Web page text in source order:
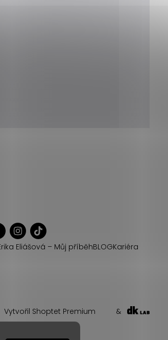
Eliášová – Můj příběhBLOGKariéra
Vytvořil Shoptet Premium &